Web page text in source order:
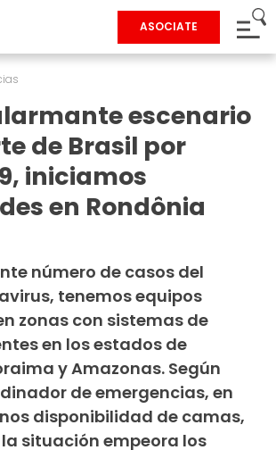
ASOCIATE
escenario
de Brasil por
iniciamos
en Rondônia
número de casos del
tenemos equipos
zonas con sistemas de
en los estados de
y Amazonas. Según
de emergencias, en
disponibilidad de camas,
situación empeora los